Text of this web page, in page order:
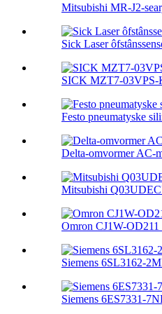
Mitsubishi MR-J2-
Sick Laser
SICK MZT7-03VPS-
Festo pneumatyske
Delta-omvormer AC-
Mitsubishi
Omron CJ1W-
Siemens 6SL3162-
Siemens 6ES7331-